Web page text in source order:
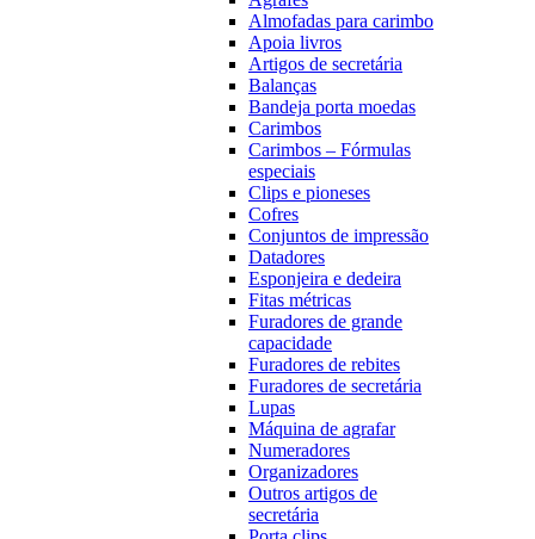
Almofadas para carimbo
Apoia livros
Artigos de secretária
Balanças
Bandeja porta moedas
Carimbos
Carimbos – Fórmulas
especiais
Clips e pioneses
Cofres
Conjuntos de impressão
Datadores
Esponjeira e dedeira
Fitas métricas
Furadores de grande
capacidade
Furadores de rebites
Furadores de secretária
Lupas
Máquina de agrafar
Numeradores
Organizadores
Outros artigos de
secretária